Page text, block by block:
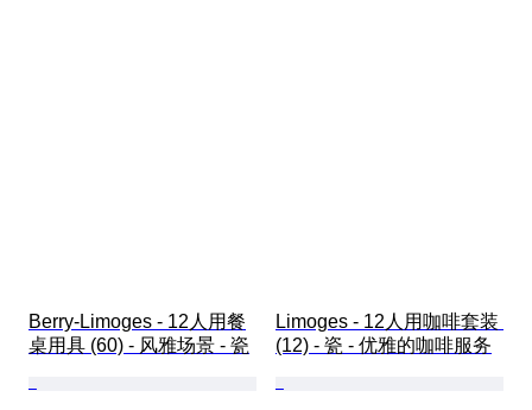
Berry-Limoges - 12人用餐
桌用具 (60) - 风雅场景 - 瓷
Limoges - 12人用咖啡套装
(12) - 瓷 - 优雅的咖啡服务